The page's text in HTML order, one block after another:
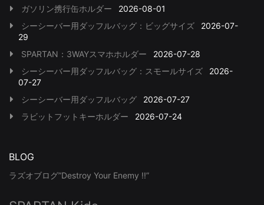
ガソリン携行缶ホルダー
2026-08-01
シーシーバー用ダッフルバッグ：ビッグサイズ
2026-07-
29
SPARTAN：3WAYスマホホルダー
2026-07-28
シーシーバー用ダッフルバッグ：スモールサイズ
2026-
07-27
シーシーバー用ダッフルバッグ
2026-07-27
ラビットフットキーホルダー
2026-07-24
BLOG
ラズオブログ”Destroy Your Enemy !!”